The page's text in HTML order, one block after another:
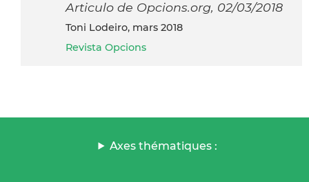
Articulo de Opcions.org, 02/03/2018
Toni Lodeiro, mars 2018
Revista Opcions
Axes thématiques :